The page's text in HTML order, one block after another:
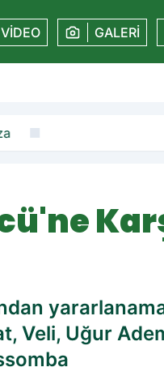
VİDEO GALERİ
Veli, Uğur